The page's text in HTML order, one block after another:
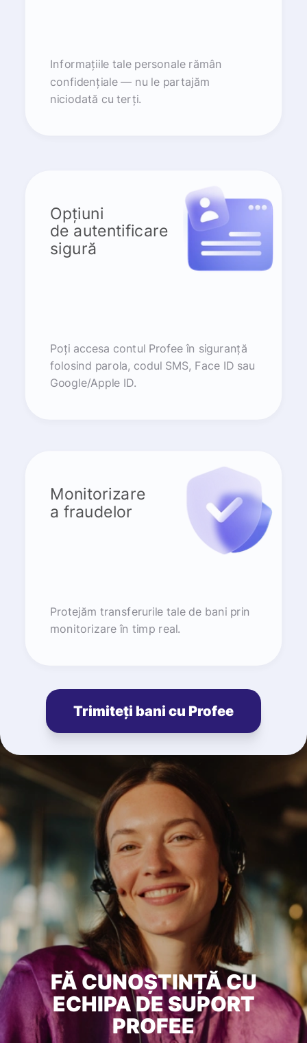
Informațiile tale personale rămân
confidențiale — nu le partajăm
niciodată cu terți.
Opțiuni
de autentificare
sigură
Poți accesa contul Profee în siguranță
folosind parola, codul SMS, Face ID sau
Google/Apple ID.
Monitorizare
a fraudelor
Protejăm transferurile tale de bani prin
monitorizare în timp real.
Trimiteți bani cu Profee
FĂ CUNOȘTINȚĂ CU
ECHIPA DE SUPORT
PROFEE